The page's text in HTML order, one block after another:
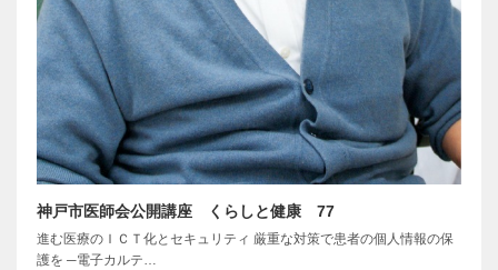
神戸市医師会公開講座 くらしと健康 77
進む医療のＩＣＴ化とセキュリティ 厳重な対策で患者の個人情報の保
護を ─電子カルテ…